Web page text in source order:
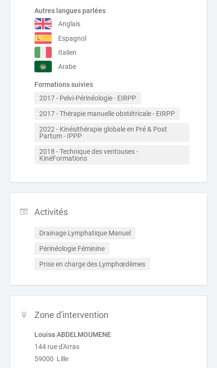
Autres langues parlées
Anglais
Espagnol
Italien
Arabe
Formations suivies
2017 - Pelvi-Périnéologie - EIRPP
2017 - Thérapie manuelle obstétricale - EIRPP
2022 - Kinésithérapie globale en Pré & Post
Partum - IPPP
2018 - Technique des ventouses -
KinéFormations
Activités
Drainage Lymphatique Manuel
Périnéologie Féminine
Prise en charge des Lymphœdèmes
Zone d'intervention
Louisa ABDELMOUMENE
144 rue d'Arras
59000 Lille